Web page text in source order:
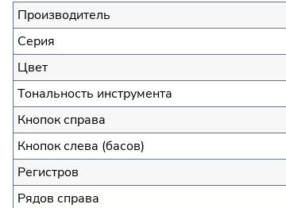
Производитель
Серия
Цвет
Тональность инструмента
Кнопок справа
Кнопок слева (басов)
Регистров
Рядов справа